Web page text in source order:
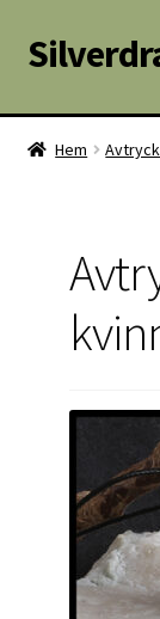
Hoppa
till
Hoppa
till
Hem
Hem